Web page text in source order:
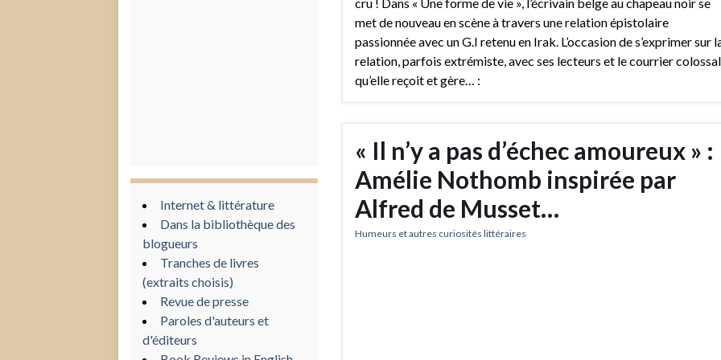
met de nouveau en scène à travers une relation épistolaire
passionnée avec un G.I retenu en Irak. L’occasion de s’exprimer sur
relation, parfois extrémiste, avec ses lecteurs et le courrier colossal
qu’elle reçoit et gère… :
« Il n’y a pas d’échec amoureux » :
Amélie Nothomb inspirée par
Alfred de Musset…
Humeurs et autres curiosités littéraires
Internet & littérature
Dans la bibliothèque des
blogueurs
Tranches de livres
(extraits choisis)
Revue de presse
Paroles d'auteurs et
d'éditeurs